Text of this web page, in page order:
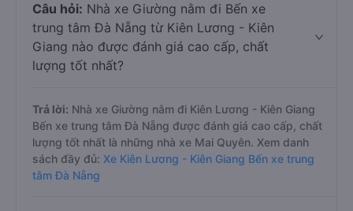
Câu hỏi: Nhà xe Giường nằm đi Bến xe
trung tâm Đà Nẵng từ Kiên Lương - Kiên
Giang nào được đánh giá cao cấp, chất
lượng tốt nhất?
Trả lời: Nhà xe Giường nằm đi Kiên Lương - Kiên Giang
Bến xe trung tâm Đà Nẵng được đánh giá cao cấp, chất
lượng tốt nhất là những nhà xe Mai Quyên. Xem danh
sách đầy đủ: Xe Kiên Lương - Kiên Giang Bến xe trung
tâm Đà Nẵng